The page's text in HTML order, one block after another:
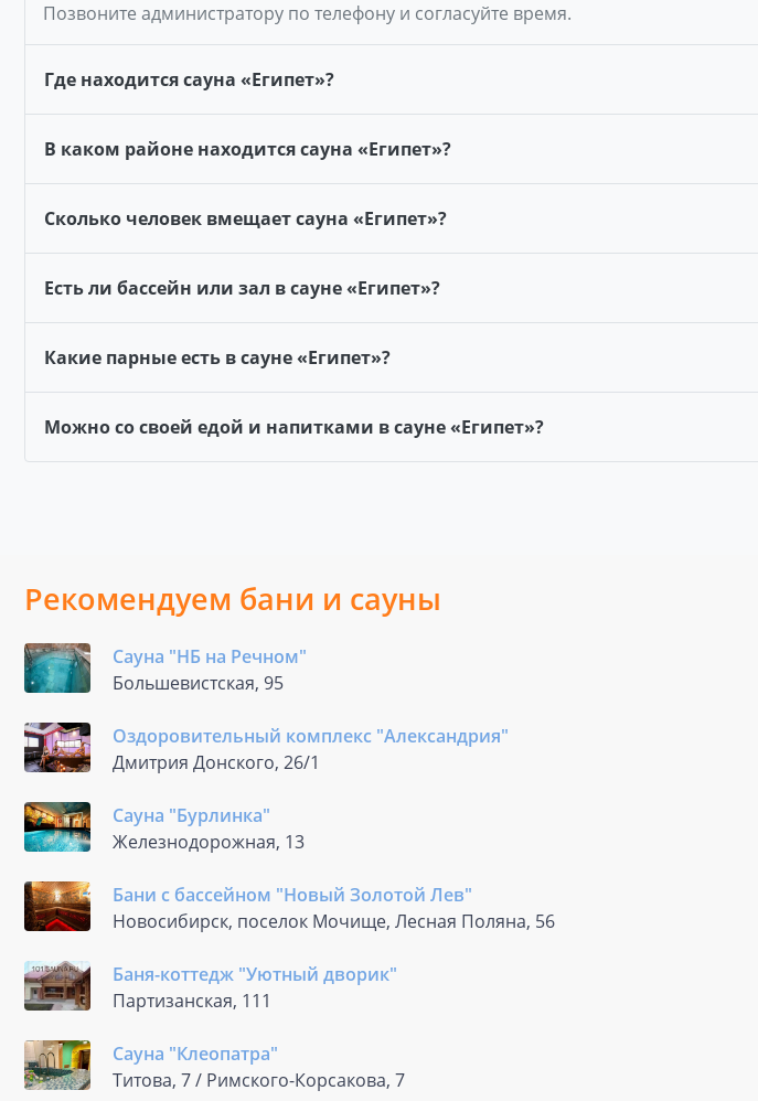
Позвоните администратору по телефону и согласуйте время.
Где находится сауна «Египет»?
В каком районе находится сауна «Египет»?
Сколько человек вмещает сауна «Египет»?
Есть ли бассейн или зал в сауне «Египет»?
Какие парные есть в сауне «Египет»?
Можно со своей едой и напитками в сауне «Египет»?
Рекомендуем бани и сауны
Сауна "НБ на Речном"
Большевистская, 95
Оздоровительный комплекс "Александрия"
Дмитрия Донского, 26/1
Сауна "Бурлинка"
Железнодорожная, 13
Бани с бассейном "Новый Золотой Лев"
Новосибирск, поселок Мочище, Лесная Поляна, 56
Баня-коттедж "Уютный дворик"
Партизанская, 111
Сауна "Клеопатра"
Титова, 7 / Римского-Корсакова, 7